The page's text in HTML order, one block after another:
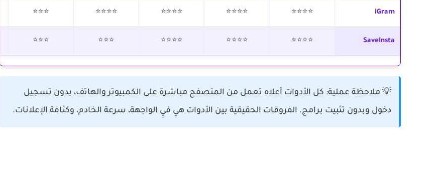
iGram
⭐⭐⭐⭐
⭐⭐⭐⭐
⭐⭐⭐⭐
⭐⭐⭐⭐
⭐⭐⭐
SaveInsta
⭐⭐⭐⭐
⭐⭐⭐⭐
⭐⭐⭐⭐
⭐⭐⭐
⭐⭐⭐
💡 ملاحظة عملية: كل الأدوات أعلاه تعمل من المتصفح مباشرة على الكمبيوتر والهاتف، بدون تسجيل
دخول وبدون تثبيت برامج. الفروقات الحقيقية بين الأدوات هي في الواجهة، سرعة الخادم، وكثافة الإعلانات.